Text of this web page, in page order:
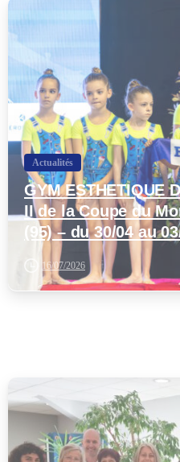
Actualités
GYM ESTHETIQUE
II de la Coupe du
(95) – du 30/04 au
16/07/2026